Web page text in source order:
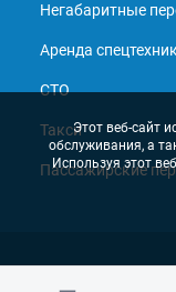
Негабаритные
Аренда
СТО
Такси
Пассажирские
© 2013 - 2026,
Этот веб-сайт
обслуживания, а
Используя этот